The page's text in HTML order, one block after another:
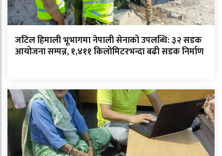
जटिल हिमाली भूभागमा नेपाली सेनाको उपलब्धि: ३२ सडक
आयोजना सम्पन्न, १,४११ किलोमिटरभन्दा बढी सडक निर्माण